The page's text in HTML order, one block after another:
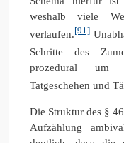
weshalb viele
verlaufen.[91]
Schritte des
prozedural um
Tatgeschehen und
Die Struktur des §
Aufzählung